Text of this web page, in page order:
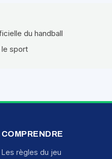
du handball
sport
COMPRENDRE
Les règles du jeu